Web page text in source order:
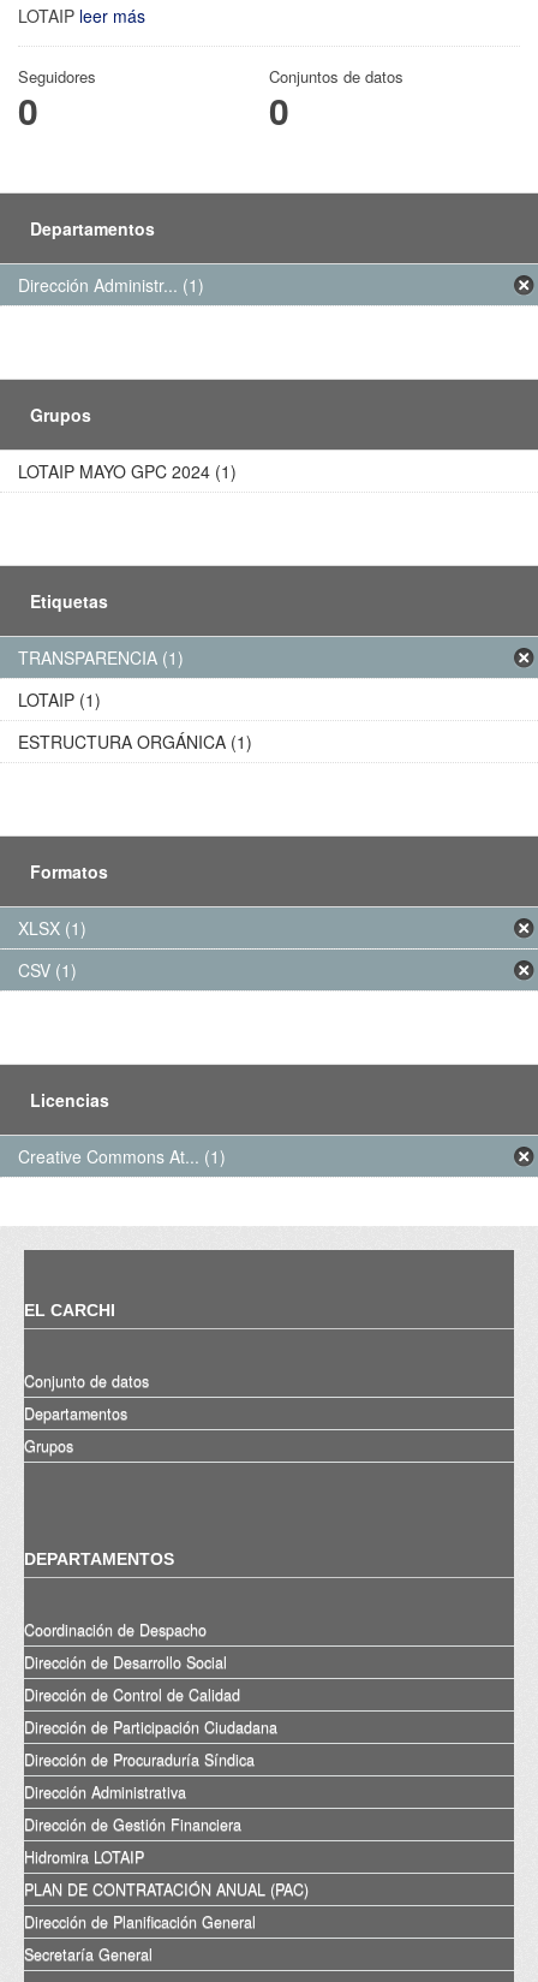
LOTAIP leer más
Seguidores
0
Conjuntos de datos
0
Departamentos
Dirección Administr... (1)
Grupos
LOTAIP MAYO GPC 2024 (1)
Etiquetas
TRANSPARENCIA (1)
LOTAIP (1)
ESTRUCTURA ORGÁNICA (1)
Formatos
XLSX (1)
CSV (1)
Licencias
Creative Commons At... (1)
EL CARCHI
Conjunto de datos
Departamentos
Grupos
DEPARTAMENTOS
Coordinación de Despacho
Dirección de Desarrollo Social
Dirección de Control de Calidad
Dirección de Participación Ciudadana
Dirección de Procuraduría Síndica
Dirección Administrativa
Dirección de Gestión Financiera
Hidromira LOTAIP
PLAN DE CONTRATACIÓN ANUAL (PAC)
Dirección de Planificación General
Secretaría General